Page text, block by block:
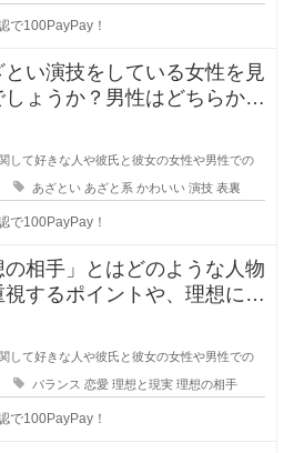
で100PayPay！
い演技をしている女性を見
ょうか？男性はどちらかと
せてくれるよ
して好きな人や彼氏と彼女の女性や男性での
あざとい あざと系 かわいい 演技 表裏
で100PayPay！
相手」とはどのような人物
するポイントや、理想に近
があれば教え
して好きな人や彼氏と彼女の女性や男性での
バランス 恋愛 理想と現実 理想の相手
で100PayPay！